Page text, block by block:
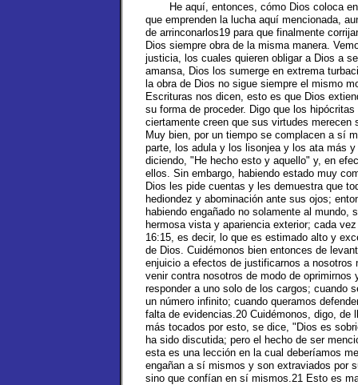
He aquí, entonces, cómo Dios coloca
que emprenden la lucha aquí mencionada,
de arrinconarlos19 para que finalmente
Dios siempre obra de la misma manera.
justicia, los cuales quieren obligar a Dios a
amansa, Dios los sumerge en extrema
la obra de Dios no sigue siempre el mismo
Escrituras nos dicen, esto es que Dios
su forma de proceder. Digo que los
ciertamente creen que sus virtudes
Muy bien, por un tiempo se complacen a sí
parte, los adula y los lisonjea y los ata más
diciendo, "He hecho esto y aquello" y, en
ellos. Sin embargo, habiendo estado muy
Dios les pide cuentas y les demuestra que
hediondez y abominación ante sus ojos;
habiendo engañado no solamente al
hermosa vista y apariencia exterior; cada
16:15, es decir, lo que es estimado alto y
de Dios. Cuidémonos bien entonces de
enjuicio a efectos de justificarnos a
venir contra nosotros de modo de
responder a uno solo de los cargos; cuando
un número infinito; cuando queramos
falta de evidencias.20 Cuidémonos, digo,
más tocados por esto, se dice, "Dios es
ha sido discutida; pero el hecho de ser
esta es una lección en la cual deberíamos
engañan a sí mismos y son extraviados por
sino que confían en sí mismos.21 Esto es